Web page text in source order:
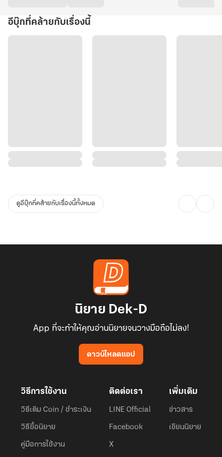
อีบุ๊กที่คล้ายกับเรื่องนี้
ดูอีบุ๊กที่คล้ายกับเรื่องนี้ทั้งหมด
นิยาย Dek-D
App ที่จะทำให้คุณอ่านนิยายจนวางมือถือไม่ลง!
ดาวน์โหลดแอป
วิธีการใช้งาน
วิธีเติม Coin / ชำระเงิน
วิธีซื้อนิยาย
คู่มือการใช้งาน
ติดต่อเรา
LINE Official
Facebook
X
เพิ่มเติม
ข่าวสาร
เขียนนิยาย